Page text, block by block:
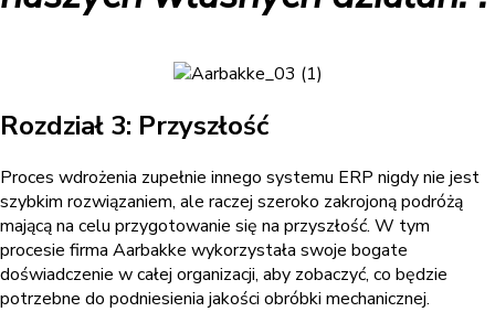
Rozdział 3: Przyszłość
Proces wdrożenia zupełnie innego systemu ERP nigdy nie jest
szybkim rozwiązaniem, ale raczej szeroko zakrojoną podróżą
mającą na celu przygotowanie się na przyszłość. W tym
procesie firma Aarbakke wykorzystała swoje bogate
doświadczenie w całej organizacji, aby zobaczyć, co będzie
potrzebne do podniesienia jakości obróbki mechanicznej.